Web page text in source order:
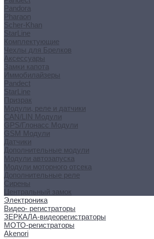
Pandora
Pharaon
Scher-Khan
StarLine
Комплектующие
Чехлы для Брелков
Аксессуары
Замки капота
Иммобилайзеры
Pandect
StarLine
Призрак
Модули, реле и датчики
CAN/LIN Модули
GPS/Глонасс Модули
GSM Модули
Датчики
Дополнительные модули
Модули автозапуска
Модули моторного отсека
Дополнительные реле
Сирены
Центральный замок
Электроника
Видео- регистраторы
ЗЕРКАЛА-видеорегистраторы
МОТО-регистраторы
Akenori